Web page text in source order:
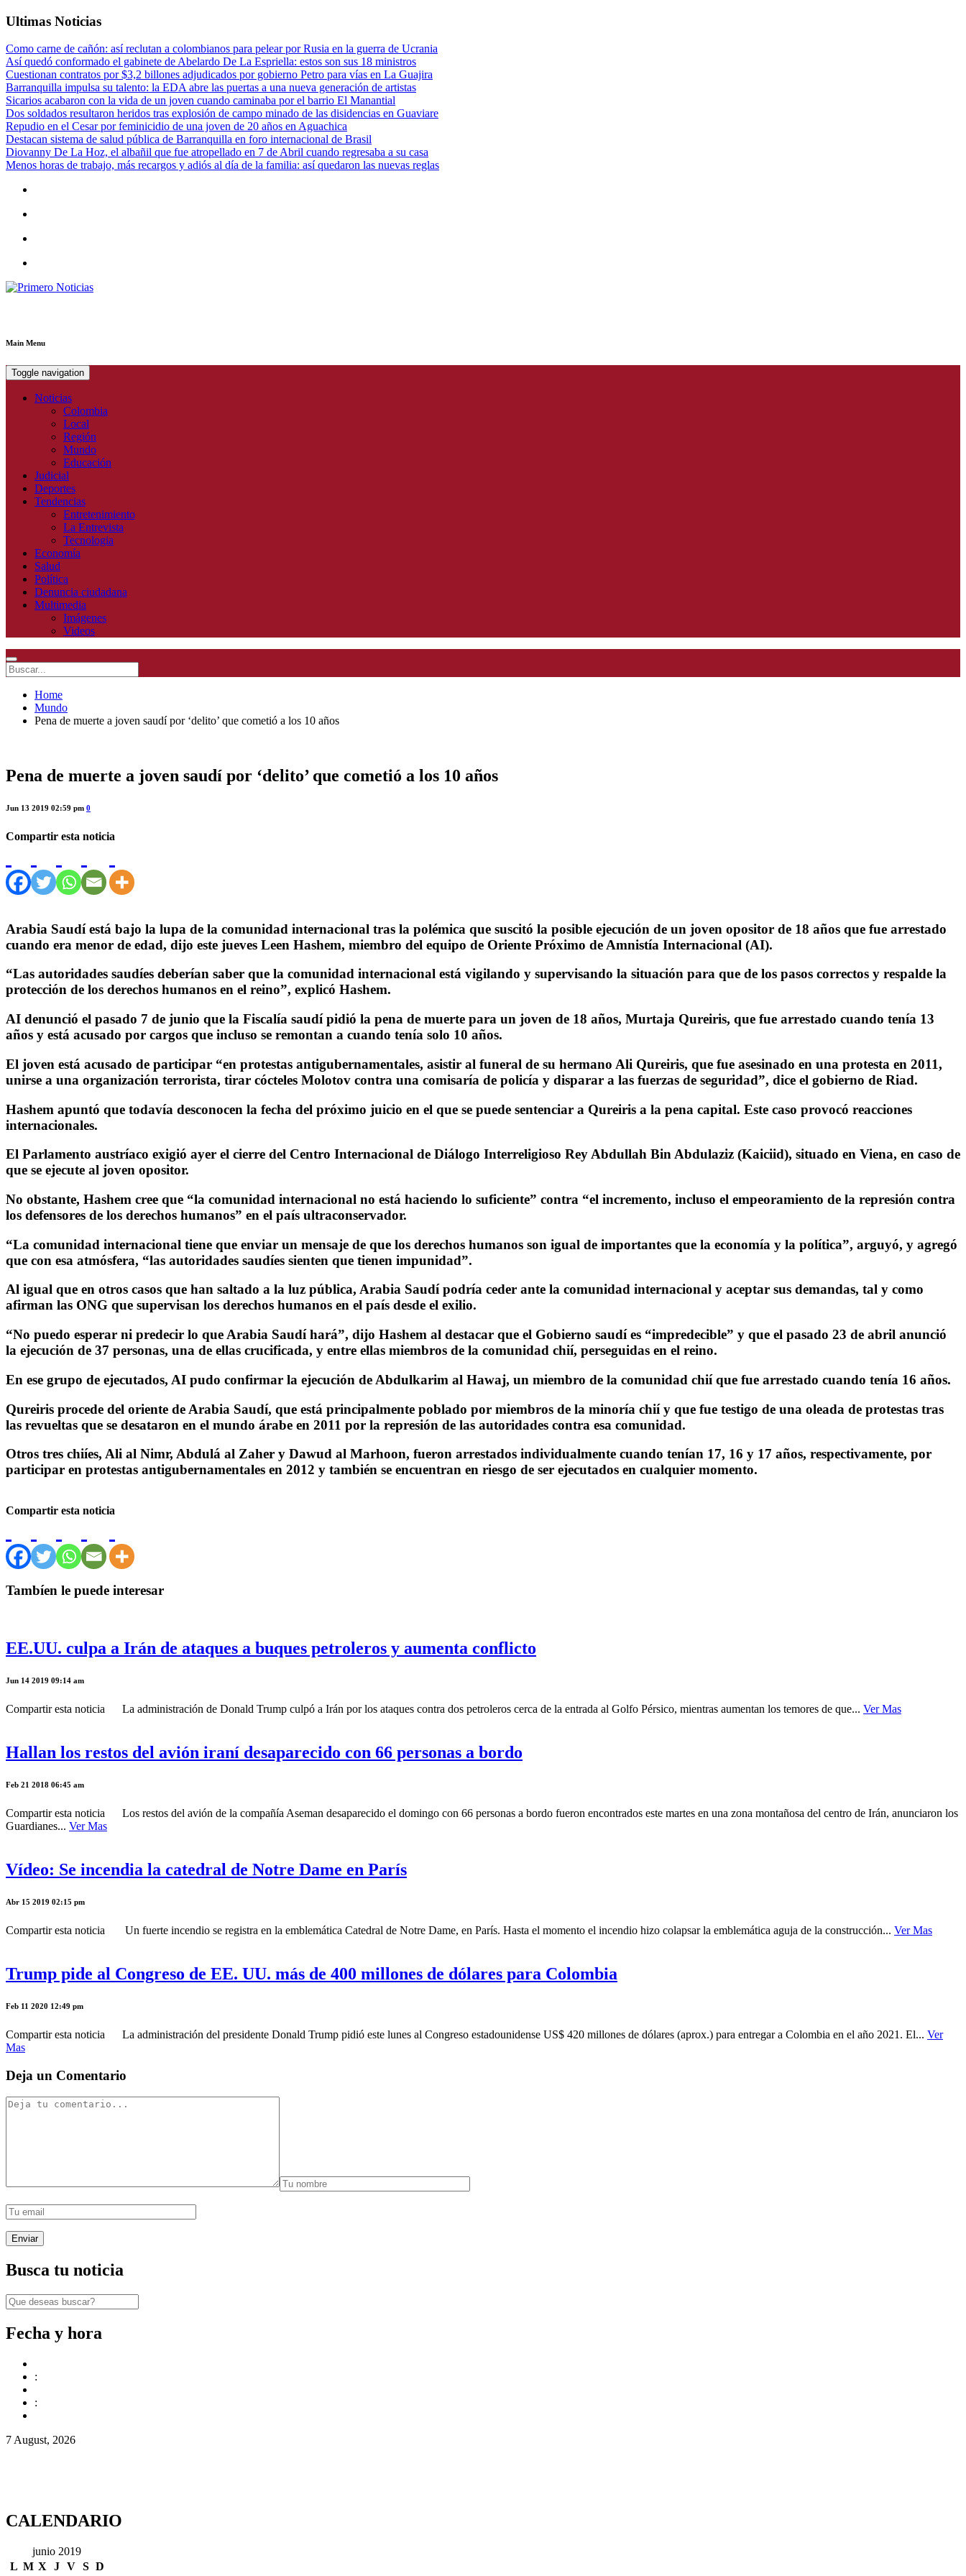
Ultimas Noticias
Como carne de cañón: así reclutan a colombianos para pelear por Rusia en la guerra de Ucrania
Así quedó conformado el gabinete de Abelardo De La Espriella: estos son sus 18 ministros
Cuestionan contratos por $3,2 billones adjudicados por gobierno Petro para vías en La Guajira
Barranquilla impulsa su talento: la EDA abre las puertas a una nueva generación de artistas
Sicarios acabaron con la vida de un joven cuando caminaba por el barrio El Manantial
Dos soldados resultaron heridos tras explosión de campo minado de las disidencias en Guaviare
Repudio en el Cesar por feminicidio de una joven de 20 años en Aguachica
Destacan sistema de salud pública de Barranquilla en foro internacional de Brasil
Diovanny De La Hoz, el albañil que fue atropellado en 7 de Abril cuando regresaba a su casa
Menos horas de trabajo, más recargos y adiós al día de la familia: así quedaron las nuevas reglas
Main Menu
Toggle navigation
Noticias
Colombia
Local
Región
Mundo
Educación
Judicial
Deportes
Tendencias
Entretenimiento
La Entrevista
Tecnologia
Economía
Salud
Política
Denuncia ciudadana
Multimedia
Imágenes
Videos
Home
Mundo
Pena de muerte a joven saudí por ‘delito’ que cometió a los 10 años
Pena de muerte a joven saudí por ‘delito’ que cometió a los 10 años
Jun 13 2019 02:59 pm 0
Compartir esta noticia
Arabia Saudí está bajo la lupa de la comunidad internacional tras la polémica que suscitó la posible ejecución de un joven opositor de 18 años que fue arrestado
cuando era menor de edad, dijo este jueves Leen Hashem, miembro del equipo de Oriente Próximo de Amnistía Internacional (AI).
“Las autoridades saudíes deberían saber que la comunidad internacional está vigilando y supervisando la situación para que de los pasos correctos y respalde la
protección de los derechos humanos en el reino”, explicó Hashem.
AI denunció el pasado 7 de junio que la Fiscalía saudí pidió la pena de muerte para un joven de 18 años, Murtaja Qureiris, que fue arrestado cuando tenía 13
años y está acusado por cargos que incluso se remontan a cuando tenía solo 10 años.
El joven está acusado de participar “en protestas antigubernamentales, asistir al funeral de su hermano Ali Qureiris, que fue asesinado en una protesta en 2011,
unirse a una organización terrorista, tirar cócteles Molotov contra una comisaría de policía y disparar a las fuerzas de seguridad”, dice el gobierno de Riad.
Hashem apuntó que todavía desconocen la fecha del próximo juicio en el que se puede sentenciar a Qureiris a la pena capital. Este caso provocó reacciones
internacionales.
El Parlamento austríaco exigió ayer el cierre del Centro Internacional de Diálogo Interreligioso Rey Abdullah Bin Abdulaziz (Kaiciid), situado en Viena, en caso de
que se ejecute al joven opositor.
No obstante, Hashem cree que “la comunidad internacional no está haciendo lo suficiente” contra “el incremento, incluso el empeoramiento de la represión contra
los defensores de los derechos humanos” en el país ultraconservador.
“La comunidad internacional tiene que enviar un mensaje de que los derechos humanos son igual de importantes que la economía y la política”, arguyó, y agregó
que con esa atmósfera, “las autoridades saudíes sienten que tienen impunidad”.
Al igual que en otros casos que han saltado a la luz pública, Arabia Saudí podría ceder ante la comunidad internacional y aceptar sus demandas, tal y como
afirman las ONG que supervisan los derechos humanos en el país desde el exilio.
“No puedo esperar ni predecir lo que Arabia Saudí hará”, dijo Hashem al destacar que el Gobierno saudí es “impredecible” y que el pasado 23 de abril anunció
la ejecución de 37 personas, una de ellas crucificada, y entre ellas miembros de la comunidad chií, perseguidas en el reino.
En ese grupo de ejecutados, AI pudo confirmar la ejecución de Abdulkarim al Hawaj, un miembro de la comunidad chií que fue arrestado cuando tenía 16 años.
Qureiris procede del oriente de Arabia Saudí, que está principalmente poblado por miembros de la minoría chií y que fue testigo de una oleada de protestas tras
las revueltas que se desataron en el mundo árabe en 2011 por la represión de las autoridades contra esa comunidad.
Otros tres chiíes, Ali al Nimr, Abdulá al Zaher y Dawud al Marhoon, fueron arrestados individualmente cuando tenían 17, 16 y 17 años, respectivamente, por
participar en protestas antigubernamentales en 2012 y también se encuentran en riesgo de ser ejecutados en cualquier momento.
Compartir esta noticia
Tambíen le puede interesar
EE.UU. culpa a Irán de ataques a buques petroleros y aumenta conflicto
Jun 14 2019 09:14 am
Compartir esta noticia La administración de Donald Trump culpó a Irán por los ataques contra dos petroleros cerca de la entrada al Golfo Pérsico, mientras aumentan los temores de que... Ver Mas
Hallan los restos del avión iraní desaparecido con 66 personas a bordo
Feb 21 2018 06:45 am
Compartir esta noticia Los restos del avión de la compañía Aseman desaparecido el domingo con 66 personas a bordo fueron encontrados este martes en una zona montañosa del centro de Irán, anunciaron los
Guardianes... Ver Mas
Vídeo: Se incendia la catedral de Notre Dame en París
Abr 15 2019 02:15 pm
Compartir esta noticia Un fuerte incendio se registra en la emblemática Catedral de Notre Dame, en París. Hasta el momento el incendio hizo colapsar la emblemática aguja de la construcción... Ver Mas
Trump pide al Congreso de EE. UU. más de 400 millones de dólares para Colombia
Feb 11 2020 12:49 pm
Compartir esta noticia La administración del presidente Donald Trump pidió este lunes al Congreso estadounidense US$ 420 millones de dólares (aprox.) para entregar a Colombia en el año 2021. El... Ver
Mas
Deja un Comentario
Busca tu noticia
Fecha y hora
:
:
7 August, 2026
CALENDARIO
junio 2019
L M X J V S D